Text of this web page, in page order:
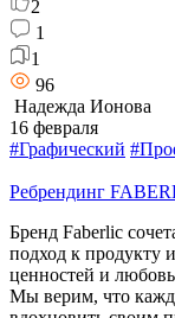
2
1
1
96
Надежда Ионова
16 февраля
#Графический
Ребрендинг
Бренд Faberlic
подход к продукту
ценностей и
Мы верим, что